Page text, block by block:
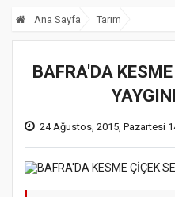
Ana Sayfa Tarım
BAFRA'DA
24 Ağustos, 2015, Pazartesi